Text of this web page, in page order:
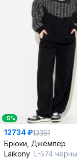
-5%
12734 ₽13351
Брюки, Джемпер
Laikony L-574